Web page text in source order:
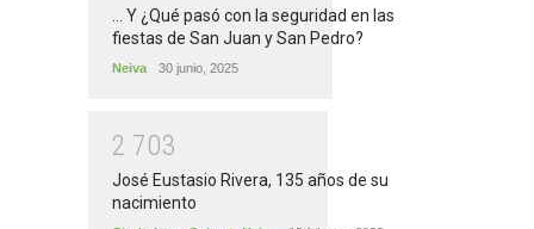
... Y ¿Qué pasó con la seguridad en las
fiestas de San Juan y San Pedro?
Neiva 30 junio, 2025
2 703
José Eustasio Rivera, 135 años de su
nacimiento